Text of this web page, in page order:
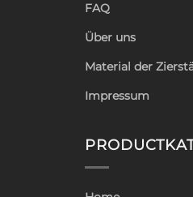
FAQ
Über uns
Material der
Impressum